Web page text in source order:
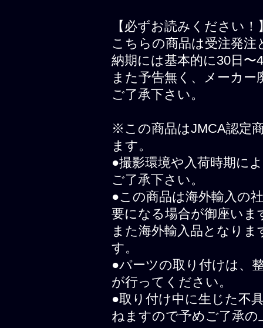
【必ずお読みください！
こちらの商品は受注発注
納期には基本的に30日
また予告無く、メーカ
ご了承下さい。
※この商品はJMCA認定
ます。
●撮影環境や入荷時期に
ご了承下さい。
●この商品は海外輸入の
要になる場合が御座いま
また海外輸入品となり
す。
●パーツの取り付けは、
が行ってください。
●取り付け中に生じた不
ねますので予めご了承